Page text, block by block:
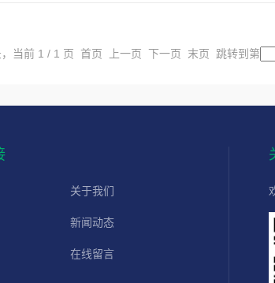
，当前 1 / 1 页 首页 上一页 下一页 末页 跳转到第
关于我们
新闻动态
在线留言